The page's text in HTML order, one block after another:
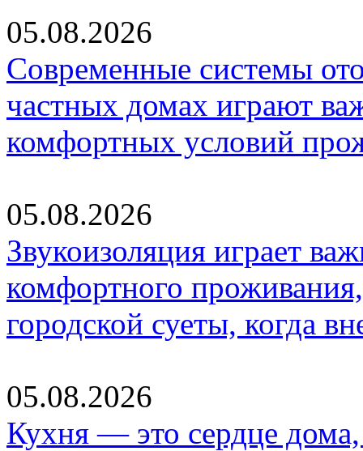
05.08.2026
Современные системы
частных домах играют
комфортных условий
05.08.2026
Звукоизоляция играет
комфортного
городской суеты, когда
05.08.2026
Кухня — это сердце дома,